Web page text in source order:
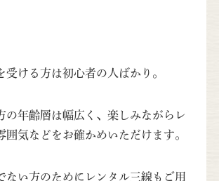
受ける方は初心者の人ばかり。
の年齢層は幅広く、楽しみながらレ
囲気などをお確かめいただけます。
ない方のためにレンタル三線もご用